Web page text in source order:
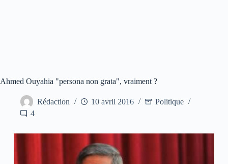
Ahmed Ouyahia "persona non grata", vraiment ?
Rédaction 10 avril 2016
Politique
4